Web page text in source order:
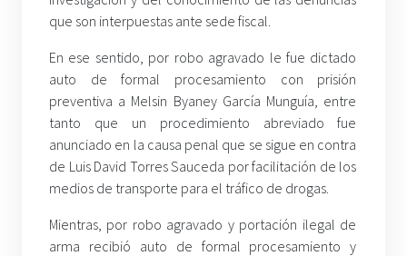
que son interpuestas ante sede fiscal.
En ese sentido, por robo agravado le fue dictado
auto de formal procesamiento con prisión
preventiva a Melsin Byaney García Munguía, entre
tanto que un procedimiento abreviado fue
anunciado en la causa penal que se sigue en contra
de Luis David Torres Sauceda por facilitación de los
medios de transporte para el tráfico de drogas.
Mientras, por robo agravado y portación ilegal de
arma recibió auto de formal procesamiento y